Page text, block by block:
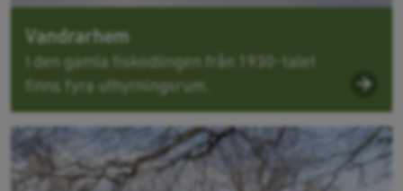
Vandrarhem
I den gamla fiskodlingen från 1930-talet
finns fyra uthyrningsrum.